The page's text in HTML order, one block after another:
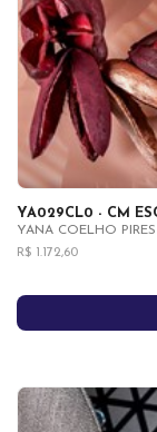
YA029CL0 - CM
YANA COELHO
R$ 1.172,60